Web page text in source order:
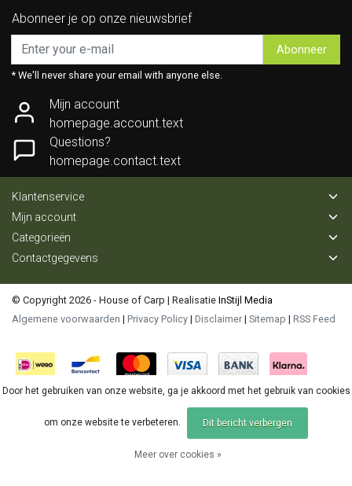
Abonneer je op onze nieuwsbrief
Abonneer
* We'll never share your email with anyone else.
Mijn account
homepage.account.text
Questions?
homepage.contact.text
Klantenservice
Mijn account
Categorieën
Contactgegevens
© Copyright 2026 - House of Carp | Realisatie InStijl Media
Algemene voorwaarden | Privacy Policy | Disclaimer | Sitemap | RSS Feed
Door het gebruiken van onze website, ga je akkoord met het gebruik van cookies
om onze website te verbeteren. Dit bericht verbergen
Meer over cookies »